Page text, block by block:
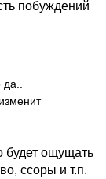
побуждений
будет ощущать
ссоры и т.п.